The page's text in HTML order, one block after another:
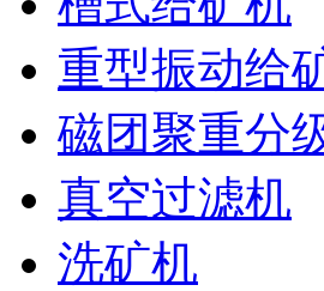
重型振动给
磁团聚重分
真空过滤机
洗矿机